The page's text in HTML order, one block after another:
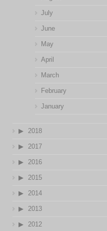
July
June
May
April
March
February
January
2018
2017
2016
2015
2014
2013
2012